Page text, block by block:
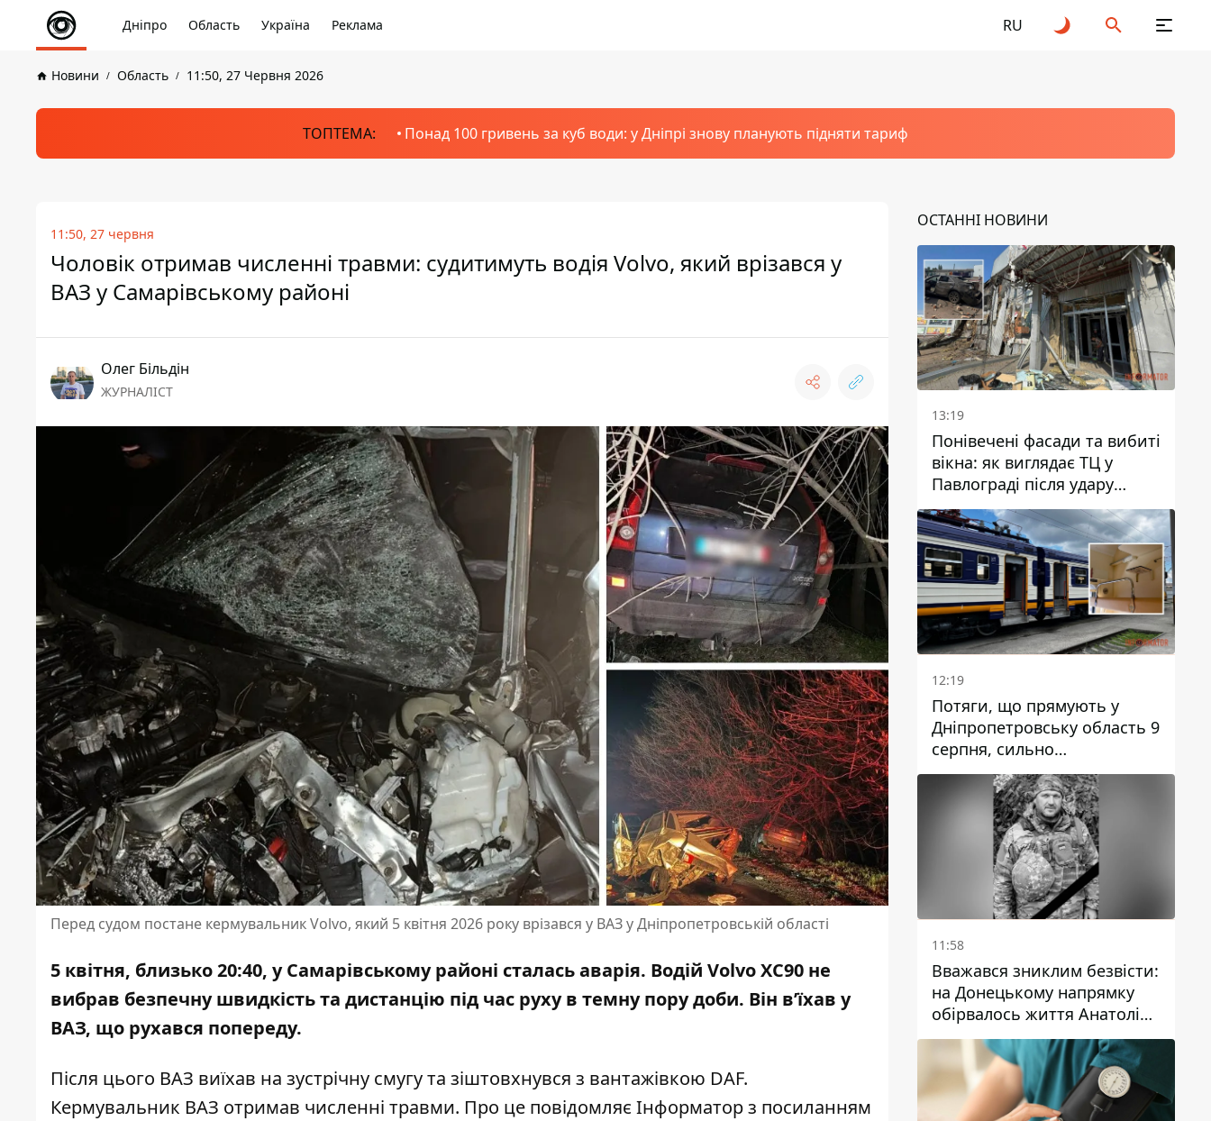
Дніпро Область Україна Реклама RU
Новини Область 11:50, 27 Червня 2026
ТОПТЕМА: Понад 100 гривень за куб води: у Дніпрі знову планують підняти тариф
11:50, 27 червня
Чоловік отримав численні травми: судитимуть водія Volvo, який врізався у
ВАЗ у Самарівському районі
Олег Більдін
ЖУРНАЛІСТ
Перед судом постане кермувальник Volvo, який 5 квітня 2026 року врізався у ВАЗ у Дніпропетровській області
5 квітня, близько 20:40, у Самарівському районі сталась аварія. Водій Volvo XC90 не
вибрав безпечну швидкість та дистанцію під час руху в темну пору доби. Він в’їхав у
ВАЗ, що рухався попереду.
Після цього ВАЗ виїхав на зустрічну смугу та зіштовхнувся з вантажівкою DAF.
Кермувальник ВАЗ отримав численні травми. Про це повідомляє Інформатор з посиланням
ОСТАННІ НОВИНИ
13:19
Понівечені фасади та вибиті
вікна: як виглядає ТЦ у
Павлограді після удару
дрона
12:19
Потяги, що прямують у
Дніпропетровську область 9
серпня, сильно
затримуються
11:58
Вважався зниклим безвісти:
на Донецькому напрямку
обірвалось життя Анатолія
Ткачука з
Дніпропетровської області